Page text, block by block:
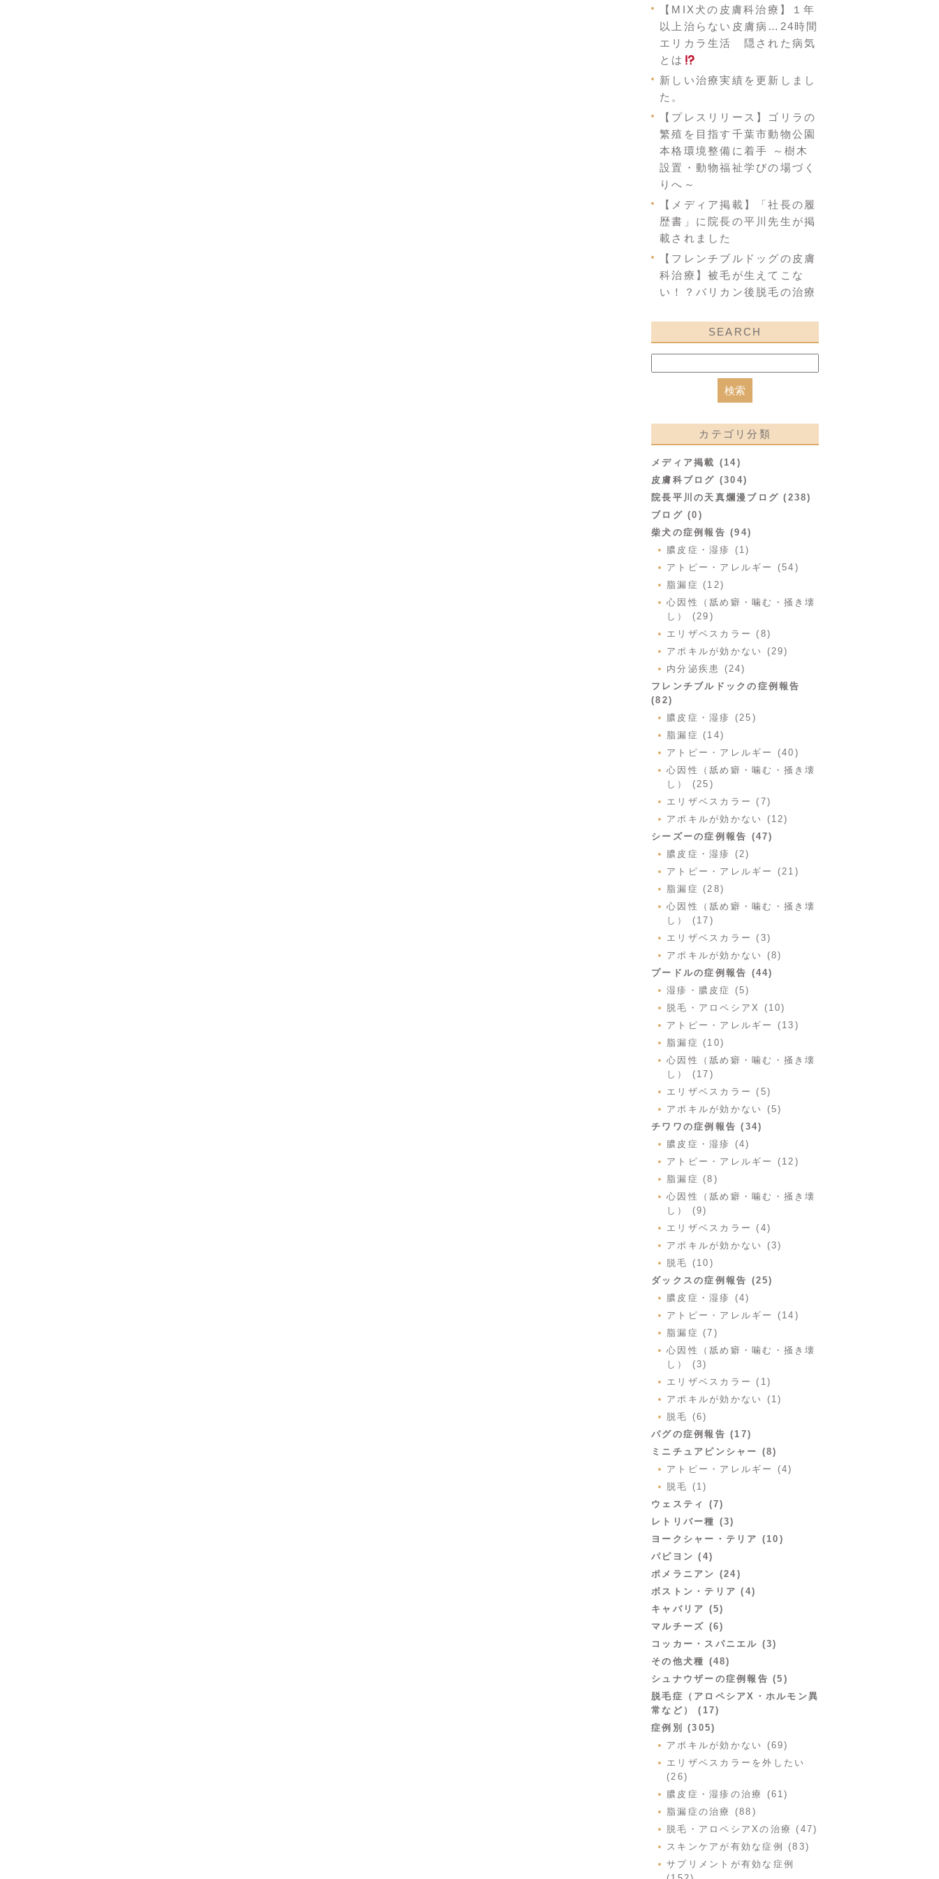
【MIX犬の皮膚科治療】１年
以上治らない皮膚病…24時間
エリカラ生活 隠された病気
とは
新しい治療実績を更新しまし
た。
【プレスリリース】ゴリラの
繁殖を目指す千葉市動物公園
本格環境整備に着手 ～樹木
設置・動物福祉学びの場づく
りへ～
【メディア掲載】「社長の履
歴書」に院長の平川先生が掲
載されました
【フレンチブルドッグの皮膚
科治療】被毛が生えてこな
い！？バリカン後脱毛の治療
SEARCH
カテゴリ分類
メディア掲載 (14)
皮膚科ブログ (304)
院長平川の天真爛漫ブログ (238)
ブログ (0)
柴犬の症例報告 (94)
膿皮症・湿疹 (1)
アトピー・アレルギー (54)
脂漏症 (12)
心因性（舐め癖・噛む・掻き壊
し） (29)
エリザベスカラー (8)
アポキルが効かない (29)
内分泌疾患 (24)
フレンチブルドックの症例報告
(82)
膿皮症・湿疹 (25)
脂漏症 (14)
アトピー・アレルギー (40)
心因性（舐め癖・噛む・掻き壊
し） (25)
エリザベスカラー (7)
アポキルが効かない (12)
シーズーの症例報告 (47)
膿皮症・湿疹 (2)
アトピー・アレルギー (21)
脂漏症 (28)
心因性（舐め癖・噛む・掻き壊
し） (17)
エリザベスカラー (3)
アポキルが効かない (8)
プードルの症例報告 (44)
湿疹・膿皮症 (5)
脱毛・アロペシアX (10)
アトピー・アレルギー (13)
脂漏症 (10)
心因性（舐め癖・噛む・掻き壊
し） (17)
エリザベスカラー (5)
アポキルが効かない (5)
チワワの症例報告 (34)
膿皮症・湿疹 (4)
アトピー・アレルギー (12)
脂漏症 (8)
心因性（舐め癖・噛む・掻き壊
し） (9)
エリザベスカラー (4)
アポキルが効かない (3)
脱毛 (10)
ダックスの症例報告 (25)
膿皮症・湿疹 (4)
アトピー・アレルギー (14)
脂漏症 (7)
心因性（舐め癖・噛む・掻き壊
し） (3)
エリザベスカラー (1)
アポキルが効かない (1)
脱毛 (6)
パグの症例報告 (17)
ミニチュアピンシャー (8)
アトピー・アレルギー (4)
脱毛 (1)
ウェスティ (7)
レトリバー種 (3)
ヨークシャー・テリア (10)
パピヨン (4)
ポメラニアン (24)
ボストン・テリア (4)
キャバリア (5)
マルチーズ (6)
コッカー・スパニエル (3)
その他犬種 (48)
シュナウザーの症例報告 (5)
脱毛症（アロペシアX・ホルモン異
常など） (17)
症例別 (305)
アポキルが効かない (69)
エリザベスカラーを外したい
(26)
膿皮症・湿疹の治療 (61)
脂漏症の治療 (88)
脱毛・アロペシアXの治療 (47)
スキンケアが有効な症例 (83)
サプリメントが有効な症例